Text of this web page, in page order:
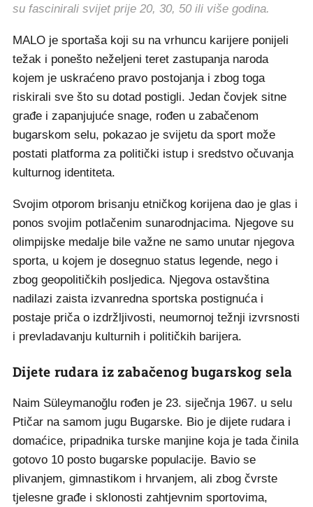
su fascinirali svijet prije 20, 30, 50 ili više godina.
MALO je sportaša koji su na vrhuncu karijere ponijeli
težak i ponešto neželjeni teret zastupanja naroda
kojem je uskraćeno pravo postojanja i zbog toga
riskirali sve što su dotad postigli. Jedan čovjek sitne
građe i zapanjujuće snage, rođen u zabačenom
bugarskom selu, pokazao je svijetu da sport može
postati platforma za politički istup i sredstvo očuvanja
kulturnog identiteta.
Svojim otporom brisanju etničkog korijena dao je glas i
ponos svojim potlačenim sunarodnjacima. Njegove su
olimpijske medalje bile važne ne samo unutar njegova
sporta, u kojem je dosegnuo status legende, nego i
zbog geopolitičkih posljedica. Njegova ostavština
nadilazi zaista izvanredna sportska postignuća i
postaje priča o izdržljivosti, neumornoj težnji izvrsnosti
i prevladavanju kulturnih i političkih barijera.
Dijete rudara iz zabačenog bugarskog sela
Naim Süleymanoğlu rođen je 23. siječnja 1967. u selu
Ptičar na samom jugu Bugarske. Bio je dijete rudara i
domaćice, pripadnika turske manjine koja je tada činila
gotovo 10 posto bugarske populacije. Bavio se
plivanjem, gimnastikom i hrvanjem, ali zbog čvrste
tjelesne građe i sklonosti zahtjevnim sportovima,